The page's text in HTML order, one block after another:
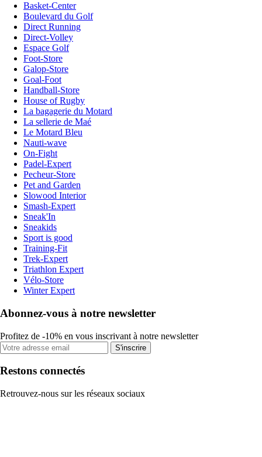
Basket-Center
Boulevard du Golf
Direct Running
Direct-Volley
Espace Golf
Foot-Store
Galop-Store
Goal-Foot
Handball-Store
House of Rugby
La bagagerie du Motard
La sellerie de Maé
Le Motard Bleu
Nauti-wave
On-Fight
Padel-Expert
Pecheur-Store
Pet and Garden
Slowood Interior
Smash-Expert
Sneak'In
Sneakids
Sport is good
Training-Fit
Trek-Expert
Triathlon Expert
Vélo-Store
Winter Expert
Abonnez-vous à notre newsletter
Profitez de -10% en vous inscrivant à notre newsletter
S'inscrire
Restons connectés
Retrouvez-nous sur les réseaux sociaux